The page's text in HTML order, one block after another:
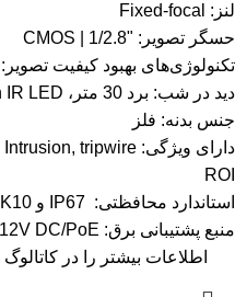
لنز: Fixed-focal
حسگر تصویر: "1/2.8 | CMOS
تکنولوژی‌های بهبود کیفیت تصویر: WDR, 3D NR, HLC, BLC
دید در شب: برد 30 متر، Built-in IR LED
جنس بدنه: فلز
دارای ویژگی: Intrusion, tripwire
ROI
استاندارد محافظتی: IP67 و IK10
منبع پشتیبانی برق: 12V DC/PoE
اطلاعات بیشتر را در کاتالوگ